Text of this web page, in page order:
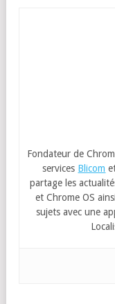
Fondateur de
services Blicom
partage les
et Chrome OS
sujets avec une